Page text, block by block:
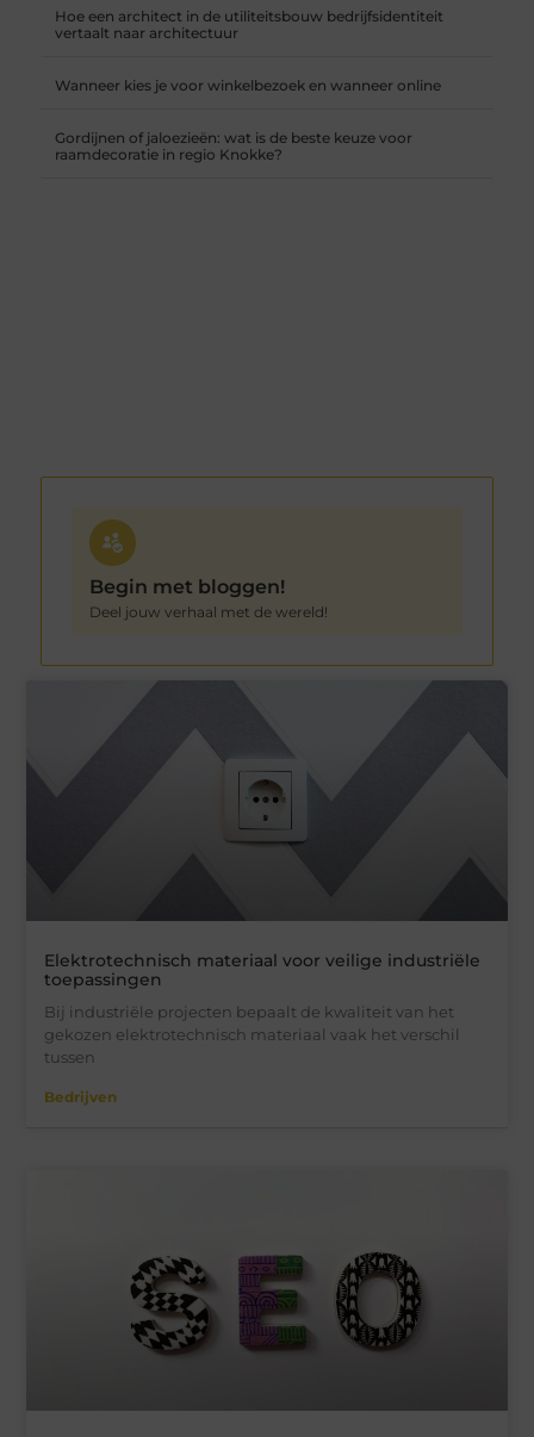
Elektrotechnisch materiaal voor veilige industriële
toepassingen
Bij industriële projecten bepaalt de kwaliteit van het
gekozen elektrotechnisch materiaal vaak het verschil
tussen
Bedrijven
Hoe een architect in de utiliteitsbouw bedrijfsidentiteit
vertaalt naar architectuur
Wanneer kies je voor winkelbezoek en wanneer online
Gordijnen of jaloezieën: wat is de beste keuze voor
raamdecoratie in regio Knokke?
Begin met bloggen!
Deel jouw verhaal met de wereld!